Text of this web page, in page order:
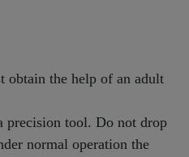
obtain the help of an adult
precision tool. Do not drop
normal operation the